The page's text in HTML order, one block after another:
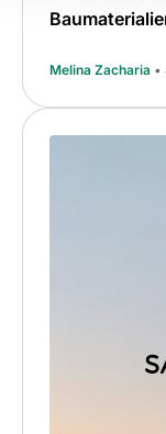
Melina Zacharia •